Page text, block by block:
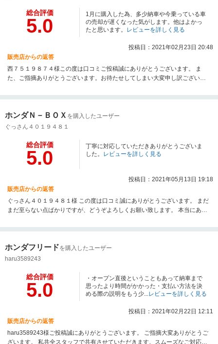
総合評価
5.0
1月に購入した為、多少納車や今乗っている車
の売却が遅くなった気がします。他はよかっ
たと思います。 レビューを詳しく見る
投稿日：2021年02月23日 20:48
販売店からの返答
西７５１９８７４様この度は口コミご投稿誠にありがとうございます。 ま
た、ご指摘ありがとうございます。お待たせしてしまい大変申し訳ございま
当にありがとうございました。 これからもよろしくお願い致します。
ホンダＮ－ＢＯＸ を購入したユーザー
ぐっさん４０１９４８１
総合評価
5.0
丁寧に対応していただきありがとうございま
した。 レビューを詳しく見る
投稿日：2021年05月13日 19:18
販売店からの返答
ぐっさん４０１９４８１様 この度は口コミ誠にありがとうございます。 まだ
まだ至らない点ばかりですが、どうぞよろしくお願い致します。 本当にあり
ホンダフリードを購入したユーザー
haru3589243
総合評価
5.0
・オープン直後ということもあって納車まで
思ったより時間がかかった・支払い方法を決
める際の説明をもう少...レビューを詳しく見る
投稿日：2021年02月22日 12:11
販売店からの返答
haru3589243様ご投稿誠にありがとうございます。 ご指摘大変ありがとうご
ざいます。 私共全スタッフで共有させていただきます。スムーズなご対応が